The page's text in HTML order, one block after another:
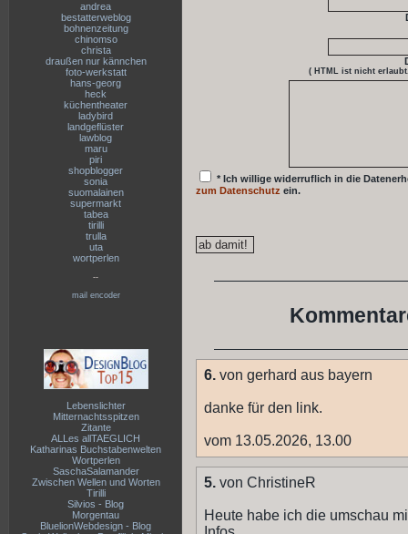
andrea
bestatterweblog
bohnenzeitung
chinomso
christa
draußen nur kännchen
foto-werkstatt
hans-georg
heck
küchentheater
ladybird
landgeflüster
lawblog
maru
piri
shopblogger
sonia
suomalainen
supermarkt
tabea
tirilli
trulla
uta
wortperlen
--
mail encoder
Lebenslichter
Mitternachtsspitzen
Zitante
ALLes allTAEGLICH
Katharinas Buchstabenwelten
Wortperlen
SaschaSalamander
Zwischen Wellen und Worten
Tirilli
Silvios - Blog
Morgentau
BluelionWebdesign - Blog
( HTML ist nicht
* Ich willige widerruflich in die
zum Datenschutz ein.
6. von gerhard aus bayern
danke für den link.
vom 13.05.2026, 13.00
5. von ChristineR
Heute habe ich die umschau